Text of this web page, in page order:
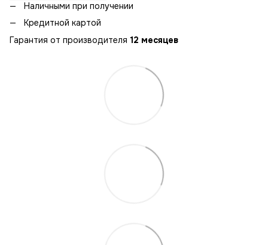
Наличными при получении
Кредитной картой
Гарантия от производителя 12 месяцев